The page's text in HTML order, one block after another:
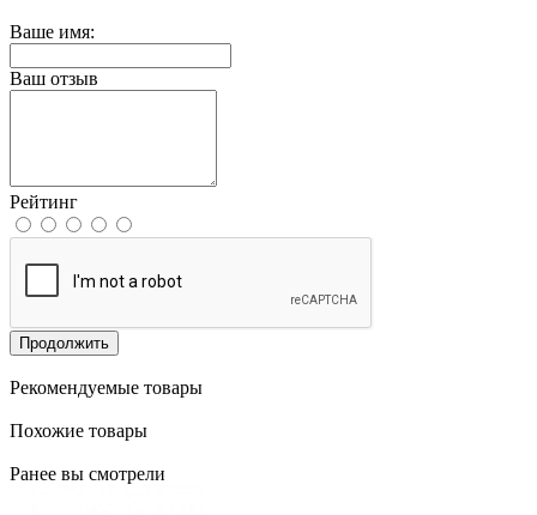
Ваше имя:
Ваш отзыв
Рейтинг
Продолжить
Рекомендуемые товары
Похожие товары
Ранее вы смотрели